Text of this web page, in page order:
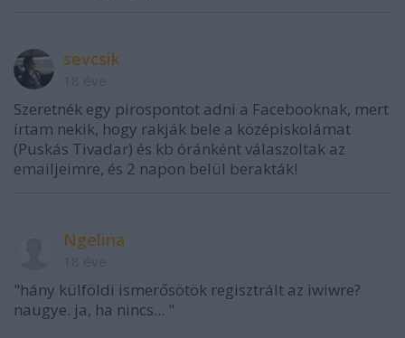
sevcsik
Szeretnék egy pirospontot adni a Facebooknak, mert
írtam nekik, hogy rakják bele a középiskolámat
(Puskás Tivadar) és kb óránként válaszoltak az
emailjeimre, és 2 napon belül berakták!
Ngelina
"hány külföldi ismerősötök regisztrált az iwiwre?
naugye. ja, ha nincs... "